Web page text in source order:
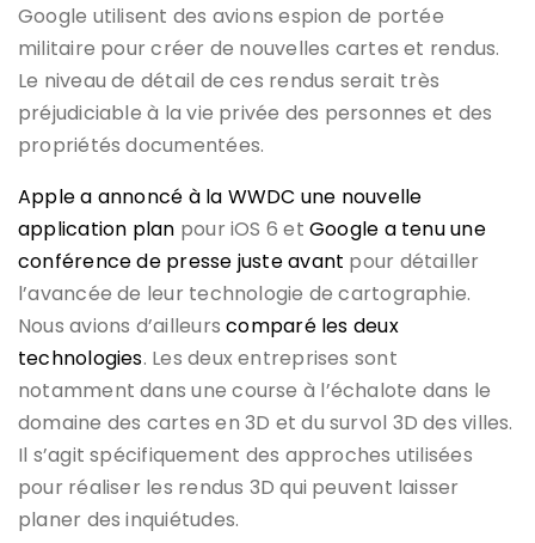
Google utilisent des avions espion de portée
militaire pour créer de nouvelles cartes et rendus.
Le niveau de détail de ces rendus serait très
préjudiciable à la vie privée des personnes et des
propriétés documentées.
Apple a annoncé à la WWDC une nouvelle
application plan pour iOS 6 et Google a tenu une
conférence de presse juste avant pour détailler
l’avancée de leur technologie de cartographie.
Nous avions d’ailleurscomparé les deux
technologies. Les deux entreprises sont
notamment dans une course à l’échalote dans le
domaine des cartes en 3D et du survol 3D des villes.
Il s’agit spécifiquement des approches utilisées
pour réaliser les rendus 3D qui peuvent laisser
planer des inquiétudes.